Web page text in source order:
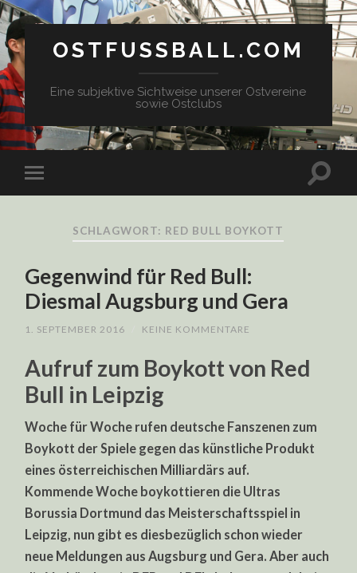
OSTFUSSBALL.COM
Eine subjektive Sichtweise unserer Ostvereine
sowie Ostclubs
SCHLAGWORT: RED BULL BOYKOTT
Gegenwind für Red Bull:
Diesmal Augsburg und Gera
1. SEPTEMBER 2016 KEINE KOMMENTARE
Aufruf zum Boykott von Red
Bull in Leipzig
Woche für Woche rufen deutsche Fanszenen zum
Boykott der Spiele gegen das künstliche Produkt
eines österreichischen Milliardärs auf.
Kommende Woche boykottieren die Ultras
Borussia Dortmund das Meisterschaftsspiel in
Leipzig, nun gibt es diesbezüglich schon wieder
neue Meldungen aus Augsburg und Gera. Aber auch